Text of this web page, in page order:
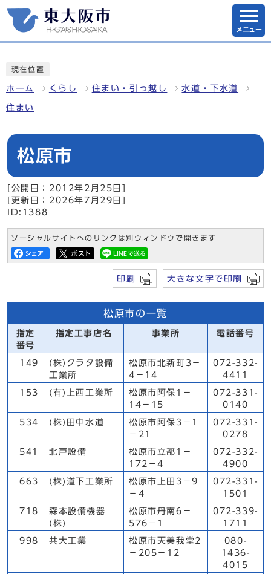
メニュー
現在位置
ホーム くらし 住まい・引っ越し 水道・下水道
住まい
松原市
[公開日：2012年2月25日]
[更新日：2026年7月29日]
ID:1388
ソーシャルサイトへのリンクは別ウィンドウで開きます
印刷 大きな文字で印刷
松原市の一覧
指定
番号
指定工事店名 事業所 電話番号
149
(株)クラタ設備
工業所
松原市北新町3－
4－14
072-332-
4411
153 (有)上西工業所
松原市阿保1－
14－15
072-331-
0140
534 (株)田中水道
松原市阿保3－1
－21
072-331-
0278
541 北戸設備
松原市立部1－
172－4
072-332-
4900
663 (株)道下工業所
松原市上田3－9
－4
072-331-
1501
718
森本設備機器
(株)
松原市丹南6－
576－1
072-339-
1711
998 共大工業
松原市天美我堂2
－205－12
080-
1436-
4015